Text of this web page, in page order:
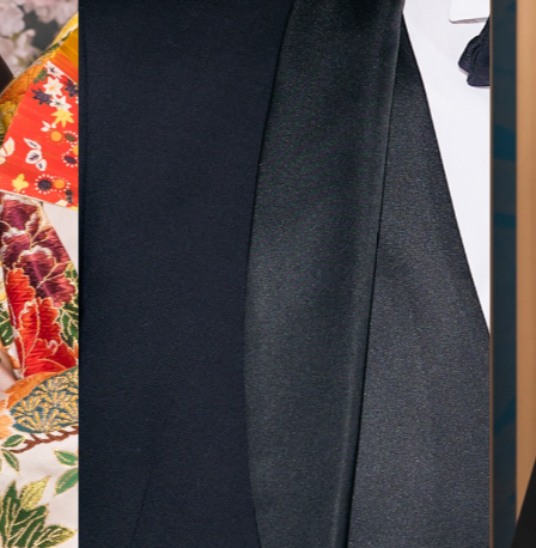
無料相談予約
来店・オンライン